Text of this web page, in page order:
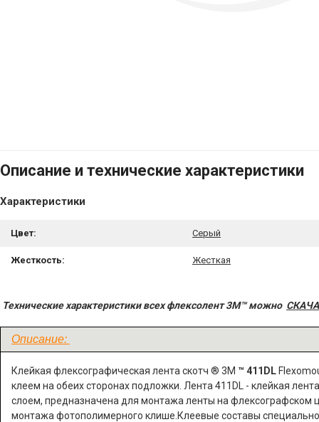
Описание и технические характеристики
Характеристики
Цвет: Серый
Жесткость: Жесткая
Технические характеристики всех флексолент3M™ можно
Описание:
Клейкая флексографическая лента скотч ® 3М ™ 411DL
клеем на обеих сторонах подложки. Лента 411DL - клейкая
слоем, предназначена для монтажа ленты на
монтажа фотополимерного клише. Клеевые составы